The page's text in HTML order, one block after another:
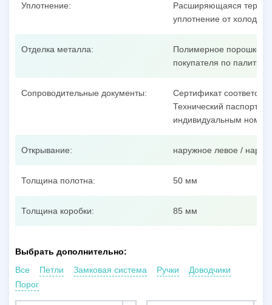
Уплотнение:
Расширяющаяся
уплотнение от
Отделка металла:
Полимерное
покупателя по палитре
Сопроводительные документы:
Сертификат
Технический паспорт
индивидуальным
Открывание: наружное левое /
Толщина полотна: 50 мм
Толщина коробки: 85 мм
Выбрать дополнительно:
Все
Петли Замковая система Ручки
Доводчики
Порог